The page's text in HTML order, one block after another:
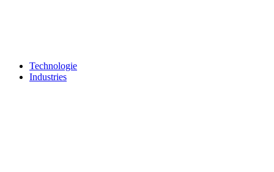
Technologie
Industries